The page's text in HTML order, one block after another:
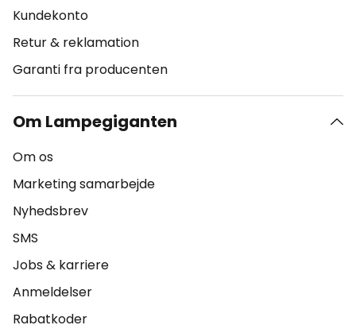
Kundekonto
Retur & reklamation
Garanti fra producenten
Om Lampegiganten
Om os
Marketing samarbejde
Nyhedsbrev
SMS
Jobs & karriere
Anmeldelser
Rabatkoder